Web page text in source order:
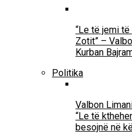
“Le të jemi
Zotit” –
Kurban
Politika
Valbon
“Le të
besojnë në